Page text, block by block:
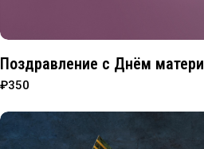
Поздравление с Днём матери
₽350